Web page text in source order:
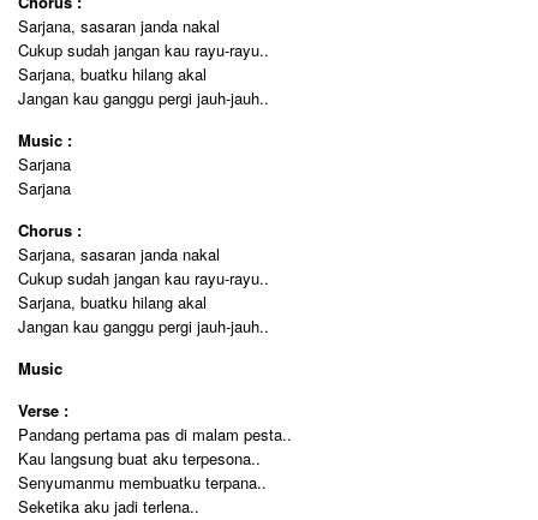
Sarjana, sasaran janda nakal
Cukup sudah jangan kau rayu-rayu..
Sarjana, buatku hilang akal
Jangan kau ganggu pergi jauh-jauh..
Music :
Sarjana
Sarjana
Chorus :
Sarjana, sasaran janda nakal
Cukup sudah jangan kau rayu-rayu..
Sarjana, buatku hilang akal
Jangan kau ganggu pergi jauh-jauh..
Music
Verse :
Pandang pertama pas di malam pesta..
Kau langsung buat aku terpesona..
Senyumanmu membuatku terpana..
Seketika aku jadi terlena..